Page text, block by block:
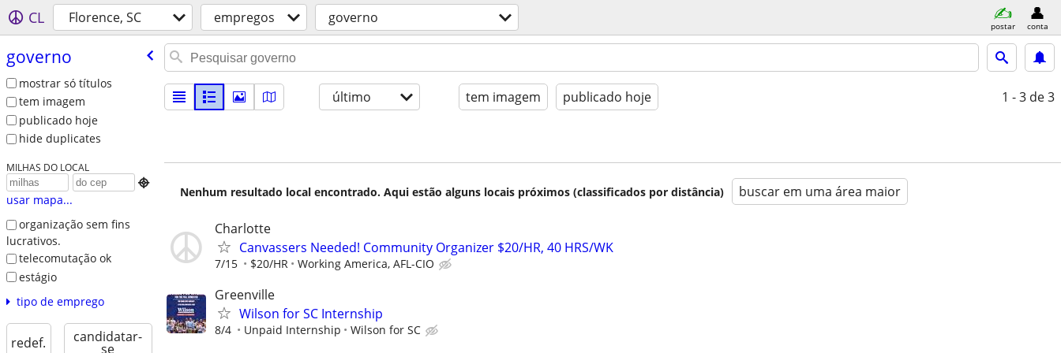
CL Florence, SC empregos governo postar conta
governo
mostrar só títulos
tem imagem
publicado hoje
hide duplicates
MILHAS DO LOCAL

usar mapa...
organização sem fins
lucrativos.
telecomutação ok
estágio
tipo de emprego
redef. candidatar-
se
último tem imagem publicado hoje 1 - 3 de 3
Nenhum resultado local encontrado. Aqui estão alguns locais próximos (classificados por distância) buscar em uma área maior
Charlotte
Canvassers Needed! Community Organizer $20/HR, 40 HRS/WK
7/15 $20/HR Working America, AFL-CIO
Greenville
Wilson for SC Internship
8/4 Unpaid Internship Wilson for SC